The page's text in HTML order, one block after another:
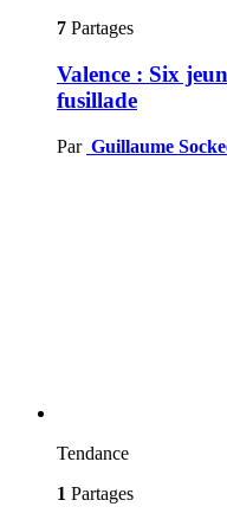
7 Partages
Valence : Six
fusillade
Par Guillaume
Tendance
1 Partages